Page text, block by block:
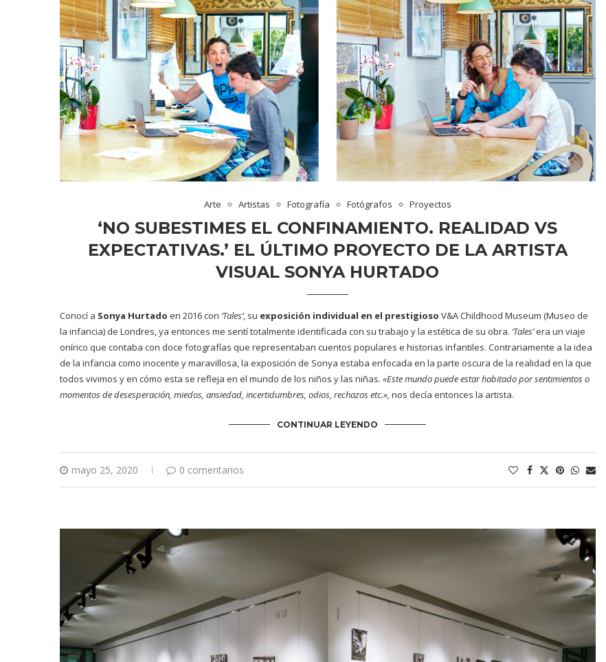
Arte Artistas Fotografía Fotógrafos Proyectos
‘NO SUBESTIMES EL CONFINAMIENTO. REALIDAD VS
EXPECTATIVAS.’ EL ÚLTIMO PROYECTO DE LA ARTISTA
VISUAL SONYA HURTADO
Conocí a Sonya Hurtado en 2016 con ‘Tales’, su exposición individual en el prestigioso V&A Childhood Museum (Museo de
la infancia) de Londres, ya entonces me sentí totalmente identificada con su trabajo y la estética de su obra. ‘Tales’era un viaje
onírico que contaba con doce fotografías que representaban cuentos populares e historias infantiles. Contrariamente a la idea
de la infancia como inocente y maravillosa, la exposición de Sonya estaba enfocada en la parte oscura de la realidad en la que
todos vivimos y en cómo esta se refleja en el mundo de los niños y las niñas. «Este mundo puede estar habitado por sentimientos o
momentos de desesperación, miedos, ansiedad, incertidumbres, odios, rechazos etc.», nos decía entonces la artista.
CONTINUAR LEYENDO
mayo 25, 2020 0 comentarios